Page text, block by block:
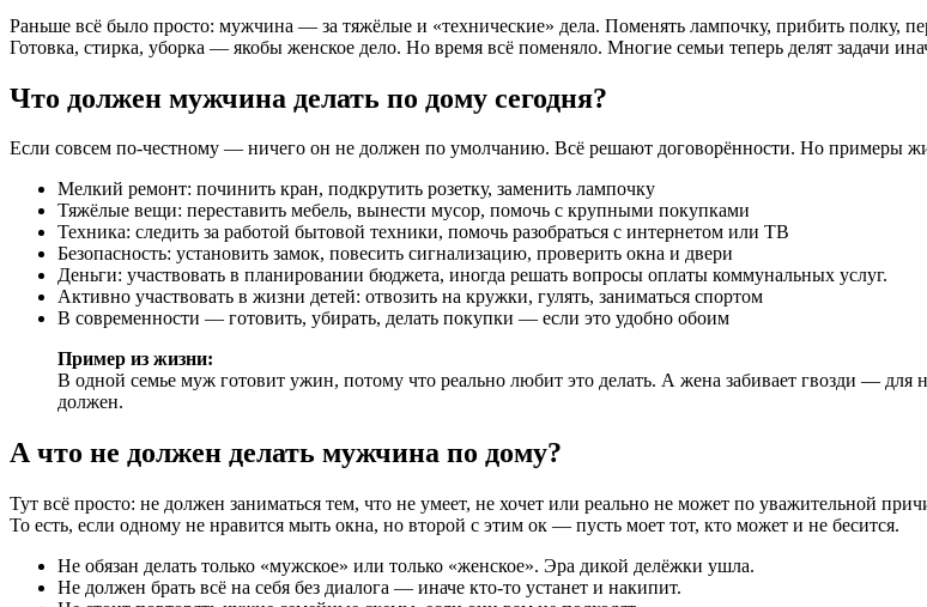
Раньше всё было просто: мужчина — за тяжёлые и «технические» дела. Поменять лампочку, прибить полку,
Готовка, стирка, уборка — якобы женское дело. Но время всё поменяло. Многие семьи теперь делят задачи
Что должен мужчина делать по дому сегодня?
Если совсем по-честному — ничего он не должен по умолчанию. Всё решают договорённости. Но примеры
Мелкий ремонт: починить кран, подкрутить розетку, заменить лампочку
Тяжёлые вещи: переставить мебель, вынести мусор, помочь с крупными покупками
Техника: следить за работой бытовой техники, помочь разобраться с интернетом или ТВ
Безопасность: установить замок, повесить сигнализацию, проверить окна и двери
Деньги: участвовать в планировании бюджета, иногда решать вопросы оплаты коммунальных услуг.
Активно участвовать в жизни детей: отвозить на кружки, гулять, заниматься спортом
В современности — готовить, убирать, делать покупки — если это удобно обоим
Пример из жизни:
В одной семье муж готовит ужин, потому что реально любит это делать. А жена забивает гвозди —
должен.
А что не должен делать мужчина по дому?
Тут всё просто: не должен заниматься тем, что не умеет, не хочет или реально не может по уважительной
То есть, если одному не нравится мыть окна, но второй с этим ок — пусть моет тот, кто может и не бесится.
Не обязан делать только «мужское» или только «женское». Эра дикой делёжки ушла.
Не должен брать всё на себя без диалога — иначе кто-то устанет и накипит.